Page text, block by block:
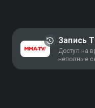
Запись
Доступ на
неполные